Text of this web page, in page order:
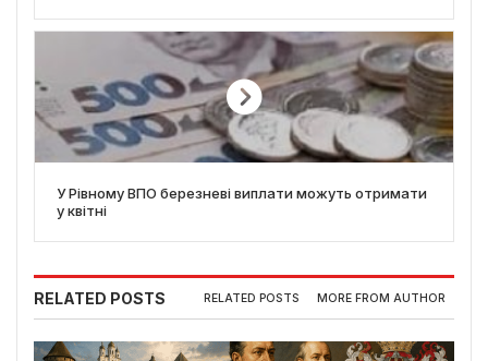
У Рівному ВПО березневі виплати можуть отримати
у квітні
RELATED POSTS RELATED POSTS MORE FROM AUTHOR